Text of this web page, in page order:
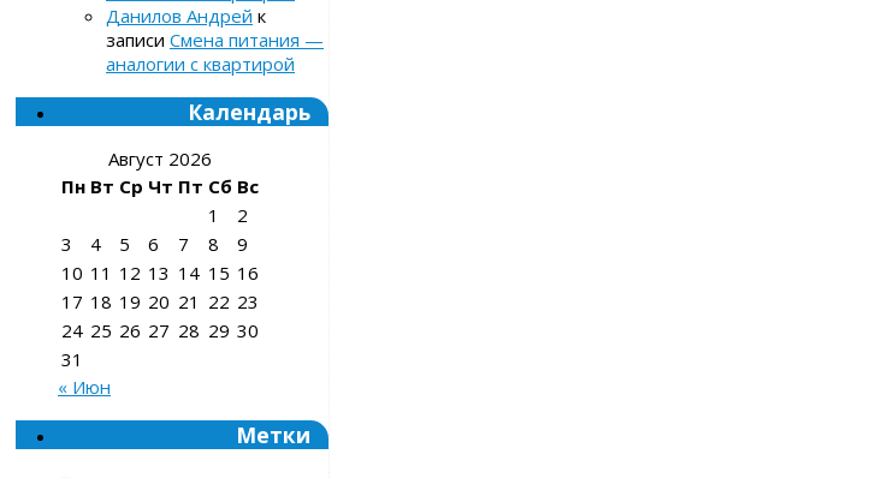
Данилов Андрей к
записи Смена питания —
аналогии с квартирой
Календарь
Август 2026
Пн Вт Ср Чт Пт Сб Вс
1
2
3
4 5 6 7 8
9
10 11 12 13 14 15 16
17 18 19 20 21 22 23
24 25 26 27 28 29 30
31
« Июн
Метки